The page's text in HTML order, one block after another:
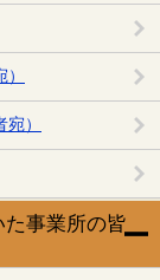
）
事業所の皆